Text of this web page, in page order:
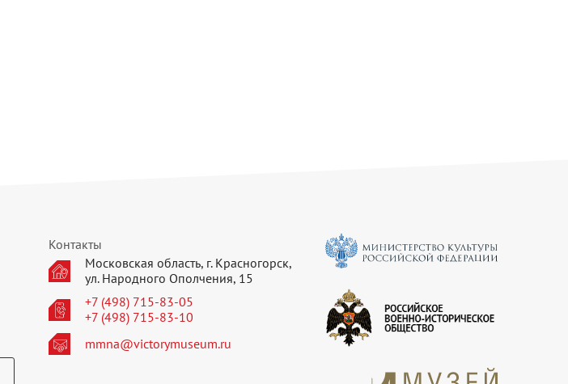
Контакты
Московская область, г. Красногорск,
ул. Народного Ополчения, 15
+7 (498) 715-83-05
+7 (498) 715-83-10
mmna@victorymuseum.ru